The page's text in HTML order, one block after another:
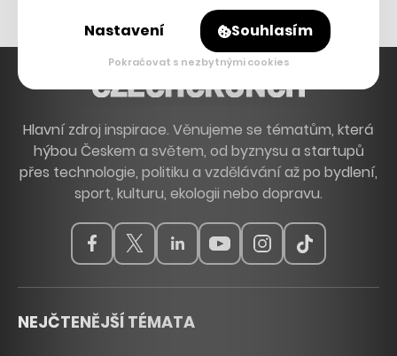
Hlavní zdroj inspirace. Věnujeme se tématům, která
hýbou Českem a světem, od byznysu a startupů
přes technologie, politiku a vzdělávání až po bydlení,
sport, kulturu, ekologii nebo dopravu.
NEJČTENĚJŠÍ TÉMATA
Nastavení Souhlasím
Pokračovat s nezbytnými cookies